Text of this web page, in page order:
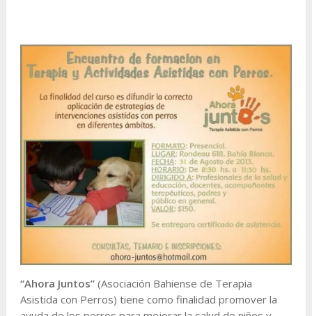
“Ahora Juntos”(Asociación Bahiense de Terapia
Asistida con Perros) tiene como finalidad promover la